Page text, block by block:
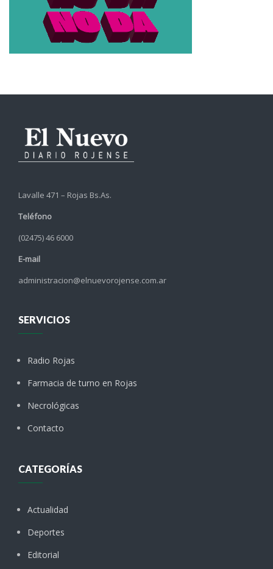
Lavalle 471 – Rojas Bs.As.
Teléfono
(02475) 46 6000
E-mail
administracion@elnuevorojense.com.ar
SERVICIOS
Radio Rojas
Farmacia de turno en Rojas
Necrológicas
Contacto
CATEGORÍAS
Actualidad
Deportes
Editorial